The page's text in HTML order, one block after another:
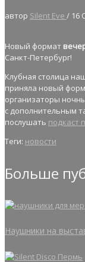
автор Silent Eve / 16
Новый формат
Санкт-Петербург!
Клубная столица
приняла новый
организаторы
с дополнительным
послушать подкаст
Теги: новости
Больше
Наушники на